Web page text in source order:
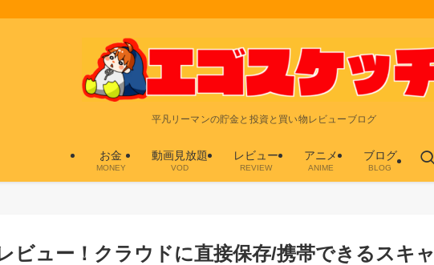
平凡リーマンの貯金と投資と買い物レビューブログ
お金
MONEY
動画見放題
VOD
レビュー
REVIEW
アニメ
ANIME
ブログ
BLOG
ビュー！クラウドに直接保存/携帯できるスキャ